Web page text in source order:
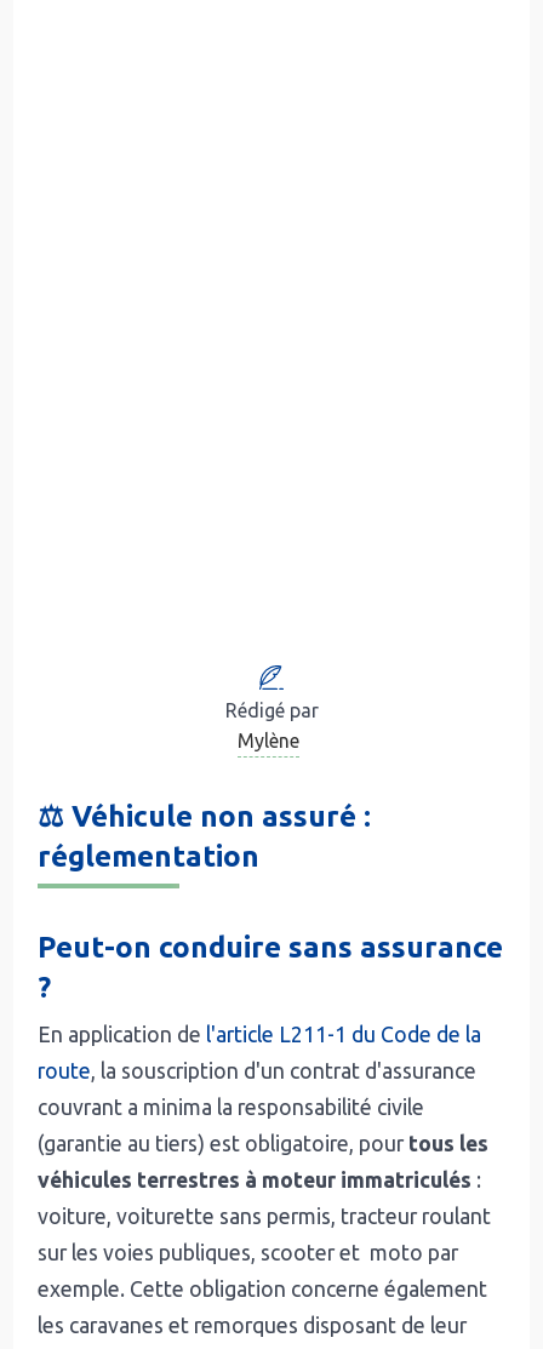
Rédigé par
Mylène
⚖️ Véhicule non assuré :
réglementation
Peut-on conduire sans assurance
?
En application de l'article L211-1 du Code de la
route, la souscription d'un contrat d'assurance
couvrant a minima la responsabilité civile
(garantie au tiers) est obligatoire, pour tous les
véhicules terrestres à moteur immatriculés :
voiture, voiturette sans permis, tracteur roulant
sur les voies publiques, scooter et moto par
exemple. Cette obligation concerne également
les caravanes et remorques disposant de leur